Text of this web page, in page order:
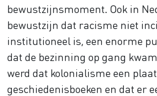
bewustzijnsmoment. Ook in
bewustzijn dat racisme niet
institutioneel is, een enorme
dat de bezinning op gang
werd dat kolonialisme een
geschiedenisboeken en dat er